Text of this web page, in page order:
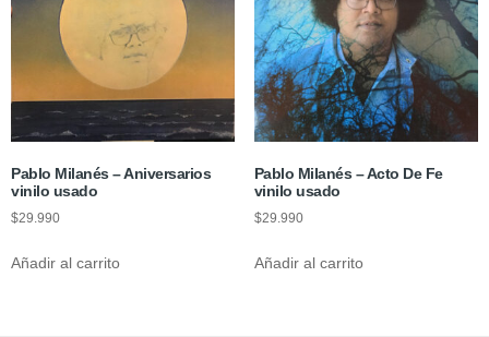
Pablo Milanés – Aniversarios
vinilo usado
$29.990
Añadir al carrito
Pablo Milanés – Acto De Fe
vinilo usado
$29.990
Añadir al carrito